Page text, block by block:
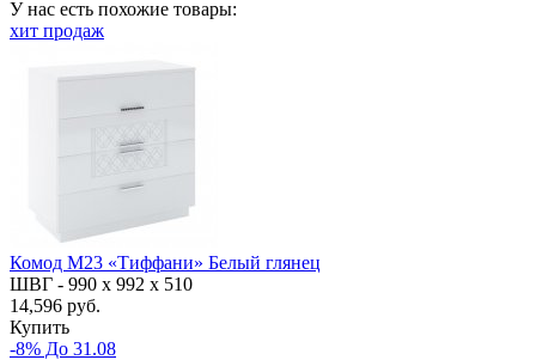
У нас есть похожие товары:
хит продаж
Комод М23 «Тиффани» Белый глянец
ШВГ - 990 х 992 х 510
14,596 руб.
Купить
-8% До 31.08